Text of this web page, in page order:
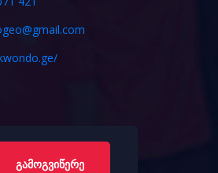
ᲒᲐᲛᲝᲒᲕᲘᲬᲔᲠᲔ